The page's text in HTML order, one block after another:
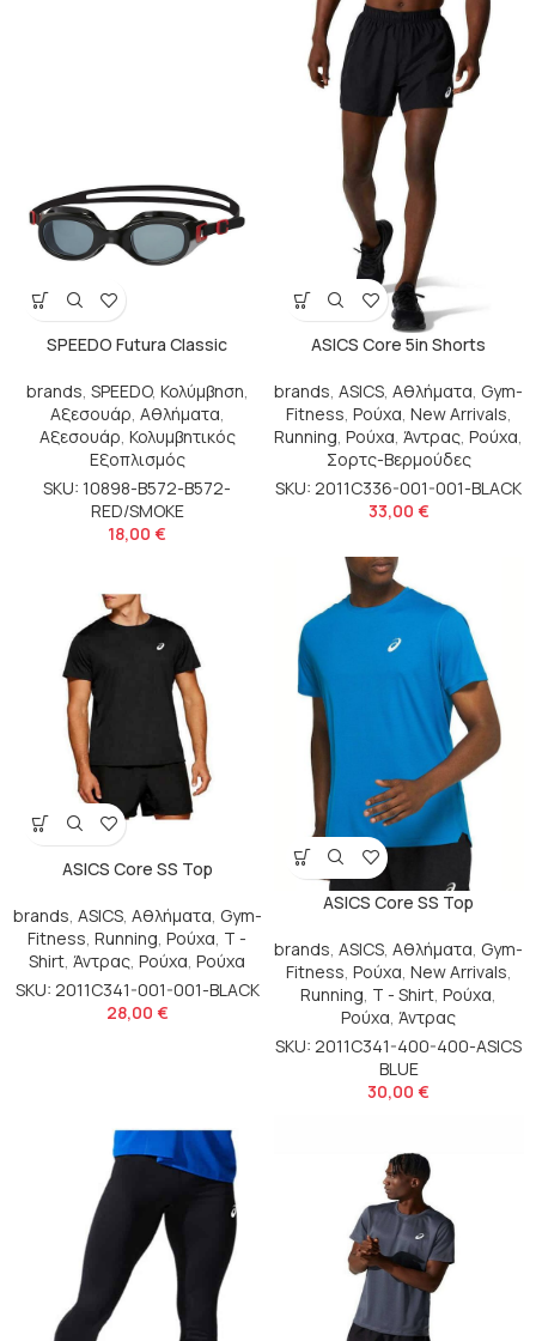
SPEEDO Futura Classic
brands, SPEEDO, Κολύμβηση,
Αξεσουάρ, Αθλήματα,
Αξεσουάρ, Κολυμβητικός
Εξοπλισμός
SKU: 10898-B572-B572-
RED/SMOKE
18,00 €
ASICS Core 5in Shorts
brands,ASICS,Αθλήματα, Gym-
Fitness, Ρούχα, New Arrivals,
Running,Ρούχα,Άντρας,Ρούχα,
Σορτς-Βερμούδες
SKU: 2011C336-001-001-BLACK
33,00 €
ASICS Core SS Top
brands ASICS, Αθλήματα Gym-
Fitness Running Ρούχα T -
Shirt Άντρας Ρούχα Ρούχα
SKU: 2011C341-001-001-BLACK
28,00 €
ASICS Core SS Top
brands ,ASICS ,Αθλήματα Gym-
Fitness Ρούχα New Arrivals
Running T - Shirt ,Ρούχα
Ρούχα ,Άντρας
SKU: 2011C341-400-400-ASICS
BLUE
30,00 €